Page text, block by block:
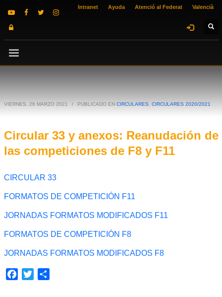
Intranet Ayuda Atenció al Federat Valencià
VIERNES, 26 MARZO 2021 / PUBLICADO EN CIRCULARES CIRCULARES 2020/2021
Circular 33 y anexos: Reanudación de
las competiciones de F8 y F11
CIRCULAR 33
FORMATOS DE COMPETICIÓN F11
JORNADAS FORMATOS MODIFICADOS F11
FORMATOS DE COMPETICIÓN F8
JORNADAS FORMATOS MODIFICADOS F8
Facebook
Twitter